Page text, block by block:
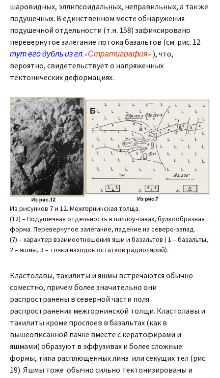
шаровидных, эллипсоидальных, неправильных, а так же
подушечных. В единственном месте обнаружения
подушечной отдельности (т.н. 158) зафиксировано
перевернутое залегание потока базальтов (см. рис. 12
тут его дубль из гл.«Стратиграфия» ), что,
вероятно, свидетельствует о напряженных
тектонических деформациях.
Из рисунков 7 и 12. Межгорнинская толща.
(12) – Подушечная отдельность в пиллоу-лавах, булкообразная
форма. Перевернутое залегание, падение на северо-запад.
(7) – характер взаимоотношения яшм и базальтов ( 1 – базальты,
2 – яшмы, 3 – точки находок остатков радиолярий).
Кластолавы, тахилиты и яшмы встречаются обычно
соместно, причем более значительно они
распространены в северной части поля
распространения межгорнинской толщи. Кластолавы и
тахилиты кроме прослоев в базальтах (как в
вышеописанной пачке вместе с кератофирами и
яшмами) образуют в эффузивах и более сложные
формы, типа расплющенных линз или секущих тел (рис.
19). Яшмы тоже обычно сильно тектонизированы и